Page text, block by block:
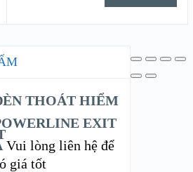
THOÁT HIỂM
EXIT
Vui lòng liên hệ để
giá tốt